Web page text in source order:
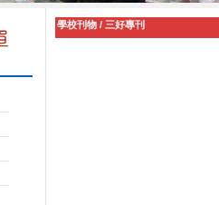
學校刊物 / 三好專刊